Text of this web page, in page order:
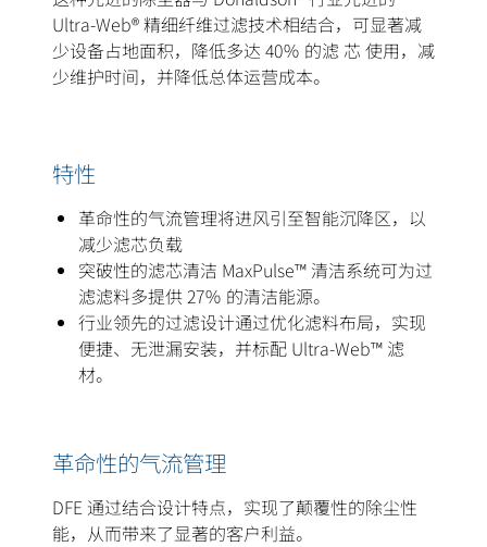
Ultra-Web® 精细纤维过滤技术相结合，可显著减
少设备占地面积，降低多达 40％ 的滤 芯 使用，减
少维护时间，并降低总体运营成本。
特性
革命性的气流管理将进风引至智能沉降区，以
减少滤芯负载
突破性的滤芯清洁 MaxPulse™ 清洁系统可为过
滤滤料多提供 27％ 的清洁能源。
行业领先的过滤设计通过优化滤料布局，实现
便捷、无泄漏安装，并标配 Ultra-Web™ 滤
材。
革命性的气流管理
DFE 通过结合设计特点，实现了颠覆性的除尘性
能，从而带来了显著的客户利益。